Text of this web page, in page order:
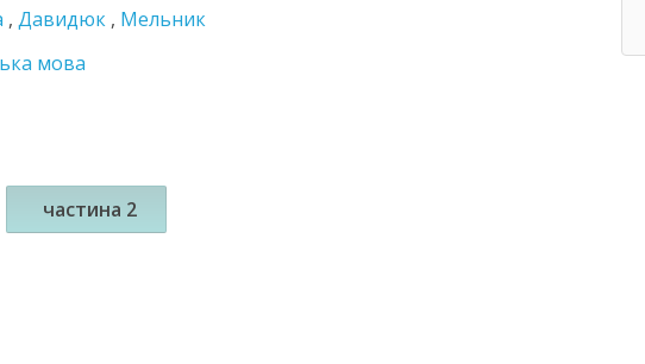
, Давидюк , Мельник
мова
частина 2